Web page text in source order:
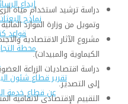
إيداع
نماذج
قواعد
محطة
تقرير قطاع شئون
عن قطاع خدمة
دراسة ترشيد استخدام مياه
وتمويل من وزارة الموارد
مشروع الآثار الاقتصادية
الكيماوية والمبيدات).
دراسة اقتصاديات الزراعة
إلى التصدير.
التقييم الإقتصادى لاتفاقية